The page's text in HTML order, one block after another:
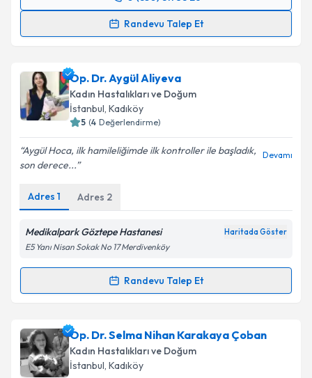
Randevu Talep Et
Randevu Takvimi Talebi
takvim hazırlandığında e-posta ile bilgilendireceğiz.
E-posta Adresiniz
kapsamda işlenmesini kabul ediyorum.
Takvim Talebini Gönder
Op. Dr. Aygül Aliyeva
Kadın Hastalıkları ve Doğum
İstanbul, Kadıköy
5 (4 Değerlendirme)
Aygül Hoca, ilk hamileliğimde ilk kontroller ile başladık,
son derece...
Devamı
Adres 1 Adres 2
Medikalpark Göztepe Hastanesi Haritada Göster
E5 Yanı Nisan Sokak No 17 Merdivenköy
Randevu Talep Et
Randevu Takvimi Talebi
Op. Dr. Aygül Aliyevaiçin randevu takvimi talebi
oluşturun. Size bu uzmandan randevu almanız için bir
takvim hazırlandığında e-posta ile bilgilendireceğiz.
Op. Dr. Selma Nihan Karakaya Çoban
Kadın Hastalıkları ve Doğum
İstanbul, Kadıköy